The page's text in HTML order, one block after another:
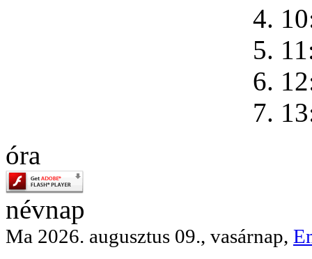
4.
5.
6.
7.
óra
névnap
Ma 2026. augusztus 09., vasárnap,